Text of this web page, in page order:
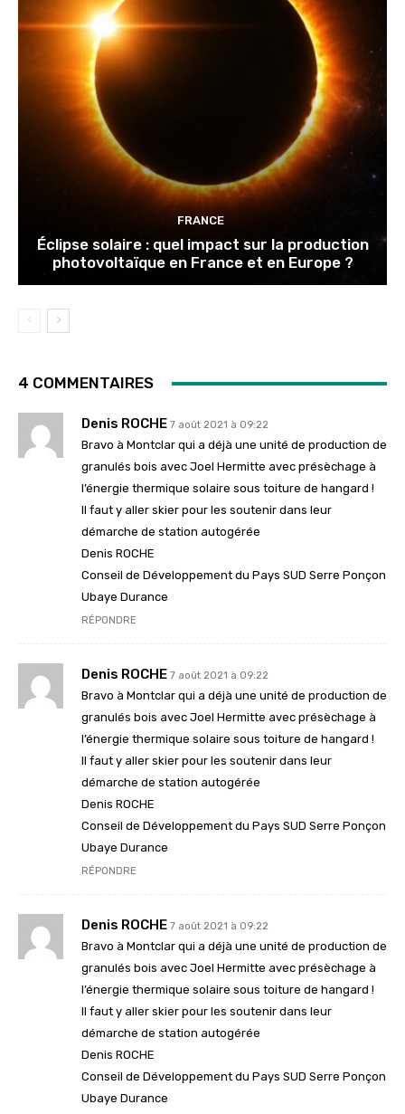
FRANCE
Éclipse solaire : quel impact sur la production
photovoltaïque en France et en Europe ?
4 COMMENTAIRES
Denis ROCHE 7 août 2021 à 09:22
Bravo à Montclar qui a déjà une unité de production de
granulés bois avec Joel Hermitte avec présèchage à
l’énergie thermique solaire sous toiture de hangard !
Il faut y aller skier pour les soutenir dans leur
démarche de station autogérée
Denis ROCHE
Conseil de Développement du Pays SUD Serre Ponçon
Ubaye Durance
RÉPONDRE
Denis ROCHE 7 août 2021 à 09:22
Bravo à Montclar qui a déjà une unité de production de
granulés bois avec Joel Hermitte avec présèchage à
l’énergie thermique solaire sous toiture de hangard !
Il faut y aller skier pour les soutenir dans leur
démarche de station autogérée
Denis ROCHE
Conseil de Développement du Pays SUD Serre Ponçon
Ubaye Durance
RÉPONDRE
Denis ROCHE 7 août 2021 à 09:22
Bravo à Montclar qui a déjà une unité de production de
granulés bois avec Joel Hermitte avec présèchage à
l’énergie thermique solaire sous toiture de hangard !
Il faut y aller skier pour les soutenir dans leur
démarche de station autogérée
Denis ROCHE
Conseil de Développement du Pays SUD Serre Ponçon
Ubaye Durance